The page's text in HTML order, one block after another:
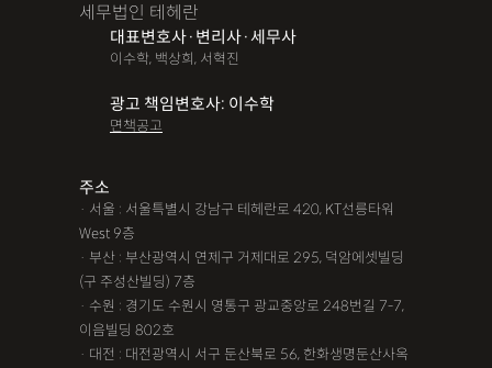
세무법인 테헤란
대표변호사·변리사·세무사
이수학, 백상희, 서혁진
광고 책임변호사: 이수학
면책공고
주소
· 서울 : 서울특별시 강남구 테헤란로 420, KT선릉타워
West 9층
· 부산 : 부산광역시 연제구 거제대로 295, 덕암에셋빌딩
(구 주성산빌딩) 7층
· 수원 : 경기도 수원시 영통구 광교중앙로 248번길 7-7,
이음빌딩 802호
· 대전 : 대전광역시 서구 둔산북로 56, 한화생명둔산사옥